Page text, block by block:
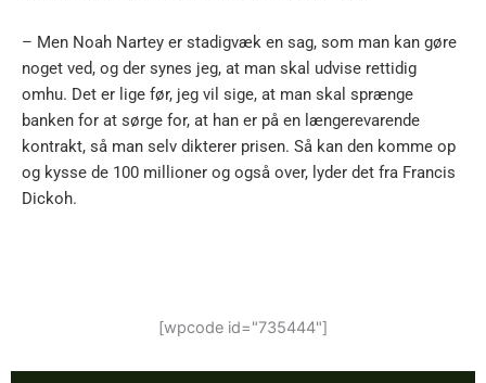
– Men Noah Nartey er stadigvæk en sag, som man kan gøre
noget ved, og der synes jeg, at man skal udvise rettidig
omhu. Det er lige før, jeg vil sige, at man skal sprænge
banken for at sørge for, at han er på en længerevarende
kontrakt, så man selv dikterer prisen. Så kan den komme op
og kysse de 100 millioner og også over, lyder det fra Francis
Dickoh.
[wpcode id="735444"]